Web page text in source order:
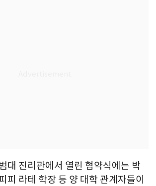
대 진리관에서 열린 협약식에는 박
피 라테 학장 등 양 대학 관계자들이